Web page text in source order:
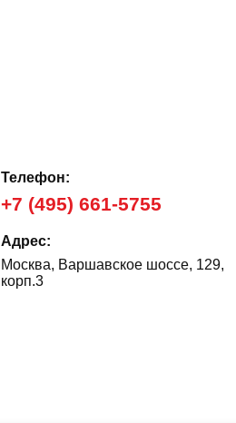
Телефон:
+7 (495) 661-5755
Адрес:
Москва, Варшавское шоссе, 129,
корп.3